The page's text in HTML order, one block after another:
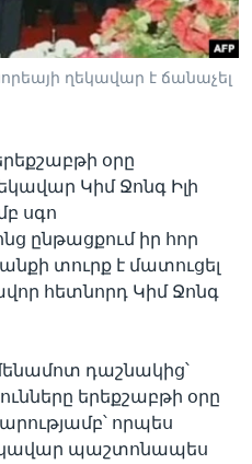
ղեկավար է ճանաչել
օրը
Կիմ Ջոնգ Իլի
սգո
ընթացքում իր հոր
տուրք է մատուցել
հետնորդ Կիմ Ջոնգ
դաշնակից՝
երեքշաբթի օրը
որպես
պաշտոնապես